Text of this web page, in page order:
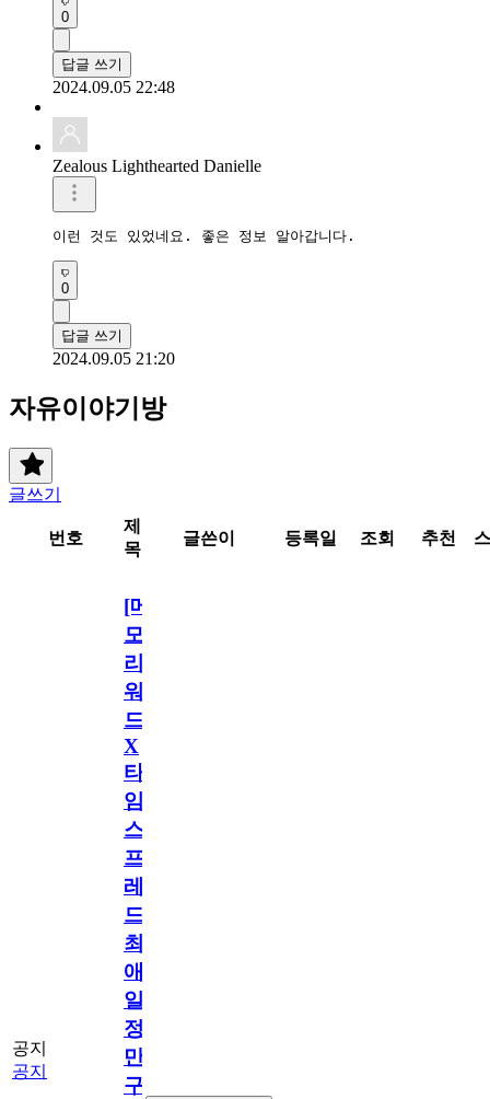
0
답글 쓰기
2024.09.05 22:48
Zealous Lighthearted Danielle
이런 것도 있었네요. 좋은 정보 알아갑니다.
0
답글 쓰기
2024.09.05 21:20
자유이야기방
글쓰기
번호
제
목
글쓴이 등록일 조회 추천
공지
공지
[메
모
리
워
드
X
타
임
스
프
레
드]
최
애
일
정
만
구